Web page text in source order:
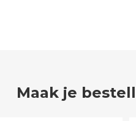
Maak je